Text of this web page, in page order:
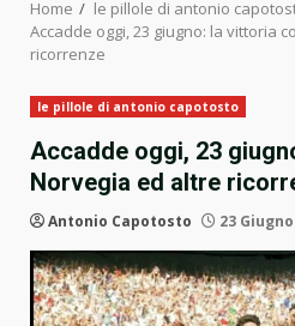
Home
le pillole di antonio
Accadde oggi, 23 giugno: la vittoria
ricorrenze
le pillole di antonio capotosto
Accadde oggi, 23
Norvegia ed altre
Antonio Capotosto 23